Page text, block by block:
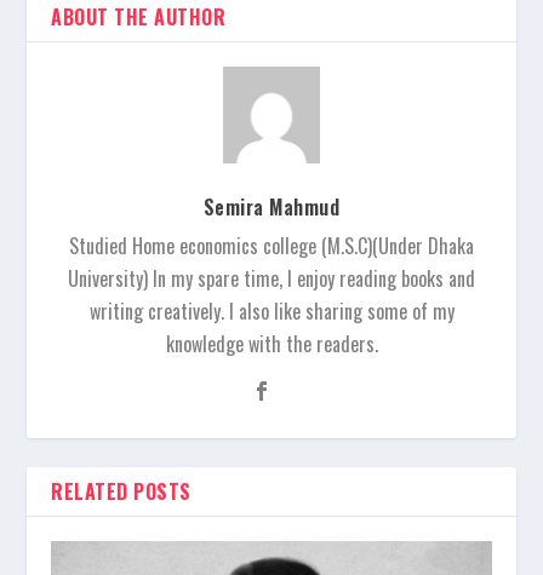
ABOUT THE AUTHOR
Semira Mahmud
Studied Home economics college (M.S.C)(Under Dhaka
University) In my spare time, I enjoy reading books and
writing creatively. I also like sharing some of my
knowledge with the readers.
RELATED POSTS